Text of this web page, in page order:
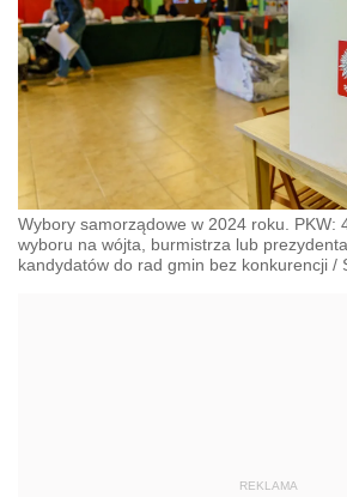
Wybory samorządowe w 2024 roku. PKW:
wyboru na wójta, burmistrza lub
kandydatów do rad gmin bez konkurencji /